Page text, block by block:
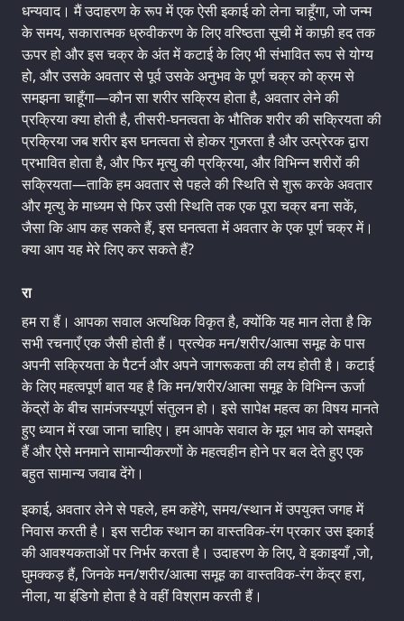
धन्यवाद। मैं उदाहरण के रूप में एक ऐसी इकाई को लेना चाहूँगा, जो जन्म
के समय, सकारात्मक ध्रुवीकरण के लिए वरिष्ठता सूची में काफ़ी हद तक
ऊपर हो और इस चक्र के अंत में कटाई के लिए भी संभावित रूप से योग्य
हो, और उसके अवतार से पूर्व उसके अनुभव के पूर्ण चक्र को क्रम से
समझना चाहूँगा—कौन सा शरीर सक्रिय होता है, अवतार लेने की
प्रक्रिया क्या होती है, तीसरी-घनत्वता के भौतिक शरीर की सक्रियता की
प्रक्रिया जब शरीर इस घनत्वता से होकर गुजरता है और उत्प्रेरक द्वारा
प्रभावित होता है, और फिर मृत्यु की प्रक्रिया, और विभिन्न शरीरों की
सक्रियता—ताकि हम अवतार से पहले की स्थिति से शुरू करके अवतार
और मृत्यु के माध्यम से फिर उसी स्थिति तक एक पूरा चक्र बना सकें,
जैसा कि आप कह सकते हैं, इस घनत्वता में अवतार के एक पूर्ण चक्र में।
क्या आप यह मेरे लिए कर सकते हैं?
रा
हम रा हैं। आपका सवाल अत्यधिक विकृत है, क्योंकि यह मान लेता है कि
सभी रचनाएँ एक जैसी होती हैं। प्रत्येक मन/शरीर/आत्मा समूह के पास
अपनी सक्रियता के पैटर्न और अपने जागरूकता की लय होती है। कटाई
के लिए महत्वपूर्ण बात यह है कि मन/शरीर/आत्मा समूह के विभिन्न ऊर्जा
केंद्रों के बीच सामंजस्यपूर्ण संतुलन हो। इसे सापेक्ष महत्व का विषय मानते
हुए ध्यान में रखा जाना चाहिए। हम आपके सवाल के मूल भाव को समझते
हैं और ऐसे मनमाने सामान्यीकरणों के महत्वहीन होने पर बल देते हुए एक
बहुत सामान्य जवाब देंगे।
इकाई, अवतार लेने से पहले, हम कहेंगे, समय/स्थान में उपयुक्त जगह में
निवास करती है। इस सटीक स्थान का वास्तविक-रंग प्रकार उस इकाई
की आवश्यकताओं पर निर्भर करता है। उदाहरण के लिए, वे इकाइयाँ ,जो,
घुमक्कड़ हैं, जिनके मन/शरीर/आत्मा समूह का वास्तविक-रंग केंद्र हरा,
नीला, या इंडिगो होता है वे वहीं विश्राम करती हैं।